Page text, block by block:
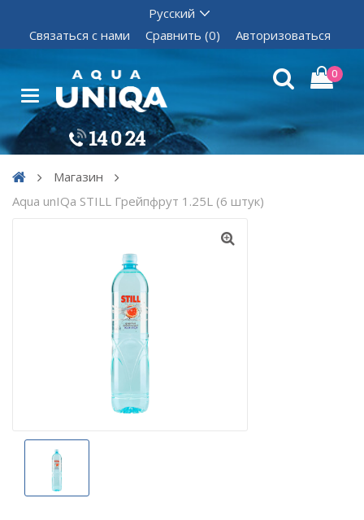
Связаться с нами Сравнить (0) Авторизоваться
0
Магазин
Aqua unIQa STILL Грейпфрут 1.25L (6 штук)